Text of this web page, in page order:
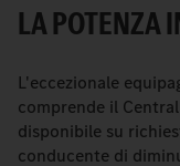
LA POTENZA
L'eccezionale
comprende il
disponibile su
conducente di